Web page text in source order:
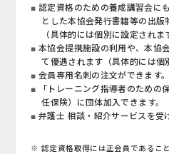
認定資格のための養成講習会に
とした本協会発行書籍等の出
（具体的には個別に設定されま
本協会提携施設の利用や、本協
て優遇されます（具体的には個
会員専用名刺の注文ができます。
「トレーニング指導者のための
任保険）に団体加入できます。
弁護士 相談・紹介サービスを受
※ 認定資格取得には正会員であるこ